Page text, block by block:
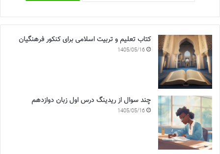
کتاب تعلیم و تربیت اسلامی برای کنکور فرهنگیان
1405/05/16
چند سوال از ریدینگ درس اول زبان دوازدهم
1405/05/16